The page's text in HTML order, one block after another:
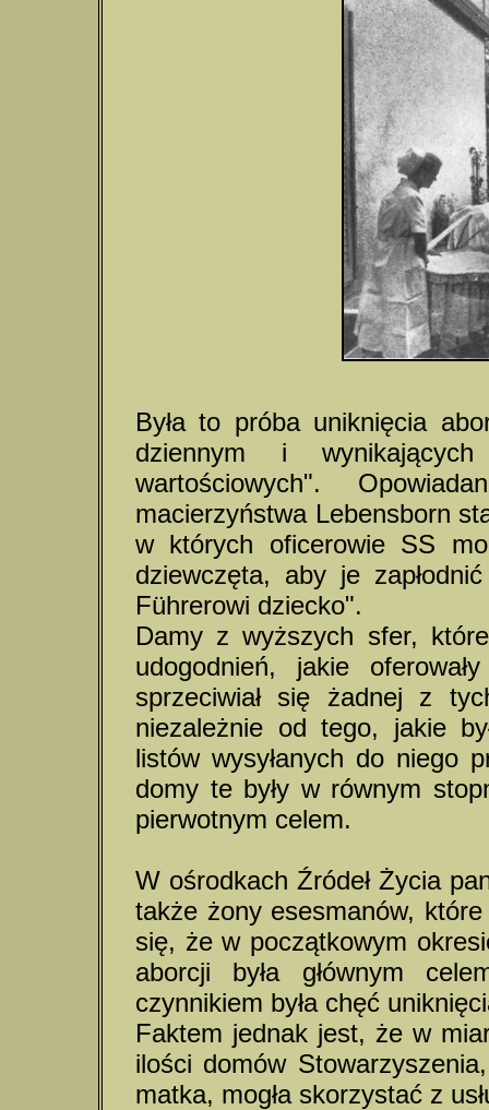
Była to próba uniknięcia
dziennym i
wartościowych".
macierzyństwa Lebensborn
w których oficerowie SS
dziewczęta, aby je
Führerowi dziecko".
Damy z wyższych sfer,
udogodnień, jakie
sprzeciwiał się żadnej z
niezależnie od tego, jakie
listów wysyłanych do niego
domy te były w równym
pierwotnym celem.
W ośrodkach Źródeł Życia
także żony esesmanów,
się, że w początkowym
aborcji była głównym
czynnikiem była chęć
Faktem jednak jest, że w
ilości domów
matka, mogła skorzystać z